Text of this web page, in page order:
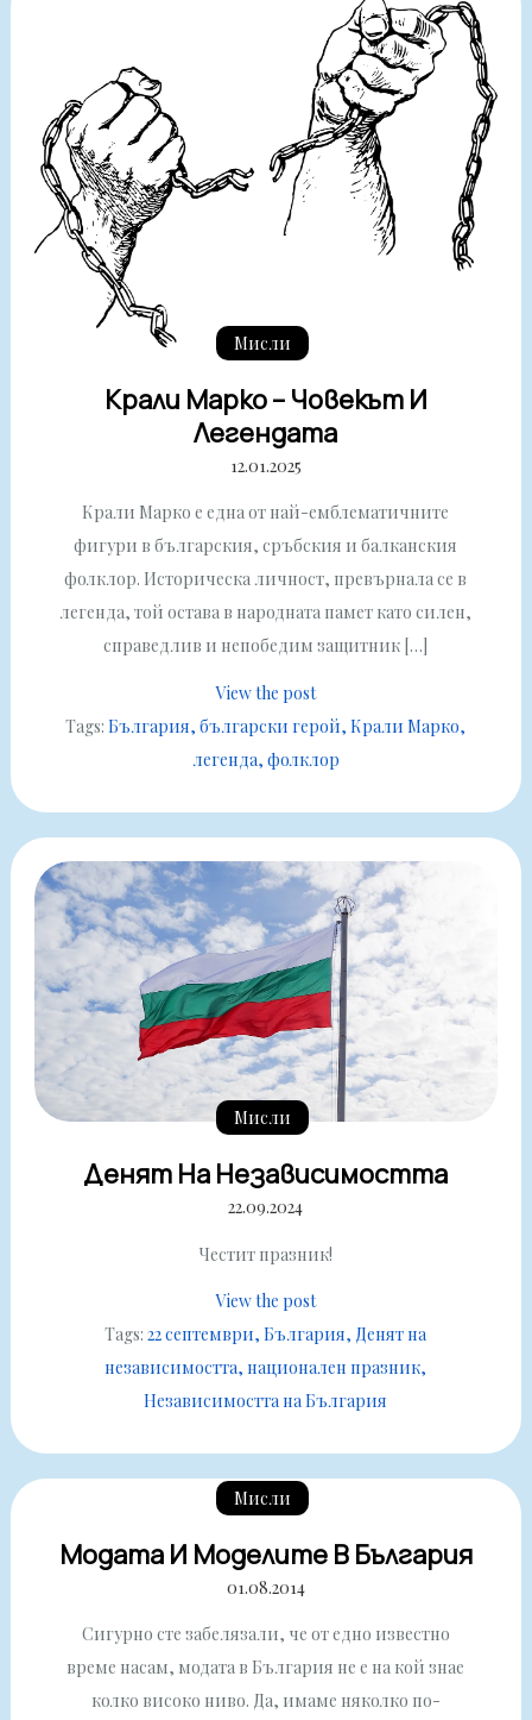
Мисли
Крали Марко – Човекът И
Легендата
12.01.2025
Крали Марко е една от най-емблематичните
фигури в българския, сръбския и балканския
фолклор. Историческа личност, превърнала се в
легенда, той остава в народната памет като силен,
справедлив и непобедим защитник […]
View the post
Tags:България български герой Крали Марко
легенда фолклор
Мисли
Денят На Независимостта
22.09.2024
Честит празник!
View the post
Tags:22 септември България Денят на
независимостта национален празник
Независимостта на България
Мисли
Модата И Моделите В България
01.08.2014
Сигурно сте забелязали, че от едно известно
време насам, модата в България не е на кой знае
колко високо ниво. Да, имаме няколко по-